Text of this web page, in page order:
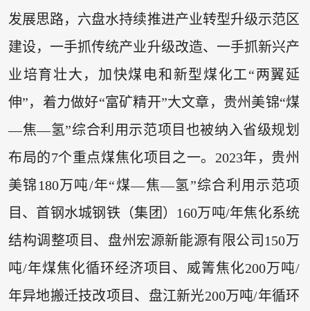
发展思路，六盘水持续推进产业转型升级示范区
建设，一手抓传统产业升级改造、一手抓新兴产
业培育壮大，加快煤电和新型煤化工“两翼延
伸”，着力做好“富矿精开”大文章，贵州美锦“煤
—焦—氢”综合利用示范项目也被纳入省级规划
布局的7个重点煤焦化项目之一。2023年，贵州
美锦180万吨/年“煤—焦—氢”综合利用示范项
目、首钢水城钢铁（集团）160万吨/年焦化系统
结构调整项目、盘州宏源新能源有限公司150万
吨/年煤焦化循环经济项目、威箐焦化200万吨/
年异地搬迁技改项目、盘江新光200万吨/年循环